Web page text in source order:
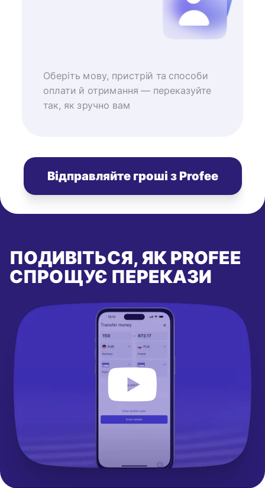
Оберіть мову, пристрій та способи
оплати й отримання — переказуйте
так, як зручно вам
Відправляйте гроші з Profee
ПОДИВІТЬСЯ, ЯК PROFEE
СПРОЩУЄ ПЕРЕКАЗИ